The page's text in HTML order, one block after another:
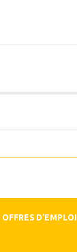
OFFRES D’EMPLOI